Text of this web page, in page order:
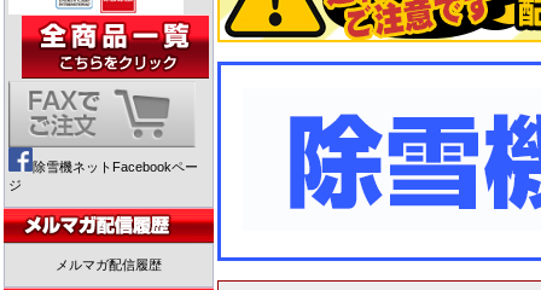
除雪機ネットFacebookペー
ジ
メルマガ配信履歴